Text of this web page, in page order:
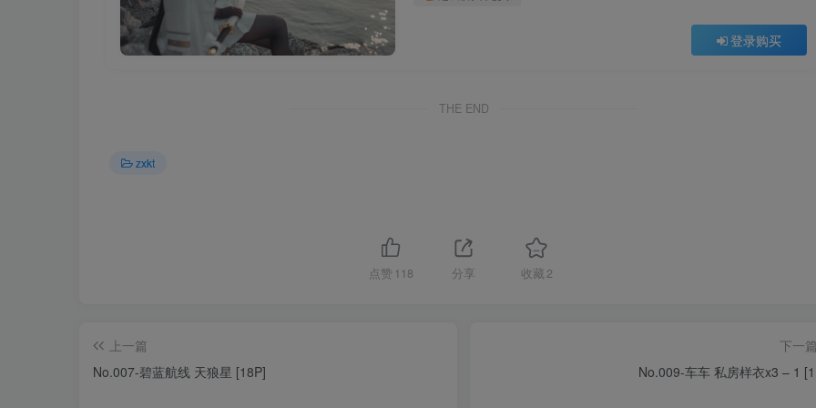
登录购买
THE END
zxkt
点赞 118 分享 收藏 2
上一篇
No.007-碧蓝航线 天狼星 [18P]
下一篇
No.009-车车 私房样衣x3 – 1